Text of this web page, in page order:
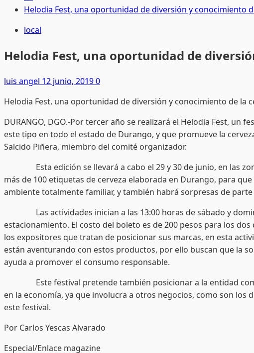
Helodia Fest, una oportunidad de diversión y conocimiento
local
Helodia Fest, una oportunidad de
luis angel 12 junio, 20190
Helodia Fest, una oportunidad de diversión y conocimiento de la
DURANGO, DGO.-Por tercer año se realizará el Helodia Fest, un
este tipo en todo el estado de Durango, y que promueve la
Salcido Piñera, miembro del comité organizador.
Esta edición se llevará a cabo el 29 y 30 de junio, en las
más de 100 etiquetas de cerveza elaborada en Durango, para
ambiente totalmente familiar, y también habrá sorpresas de
Las actividades inician a las 13:00 horas de sábado y
estacionamiento. El costo del boleto es de 200 pesos para los
los expositores que tratan de posicionar sus marcas, en esta
están aventurando con estos productos, por ello buscan que la
ayuda a promover el consumo responsable.
Este festival pretende también posicionar a la entidad como
en la economía, ya que involucra a otros negocios, como son
este festival.
Por Carlos Yescas Alvarado
Especial/Enlace magazine